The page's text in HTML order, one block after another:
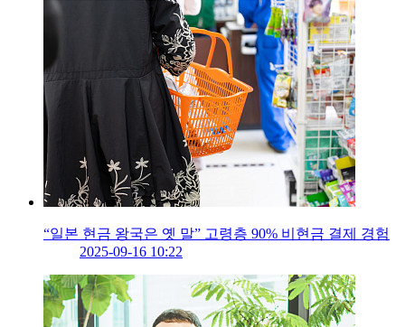
“일본 현금 왕국은 옛 말” 고령층 90% 비현금 결제 경험
2025-09-16 10:22